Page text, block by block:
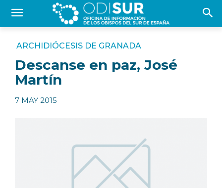
ARCHIDIÓCESIS DE GRANADA
Descanse en paz, José
Martín
7 MAY 2015